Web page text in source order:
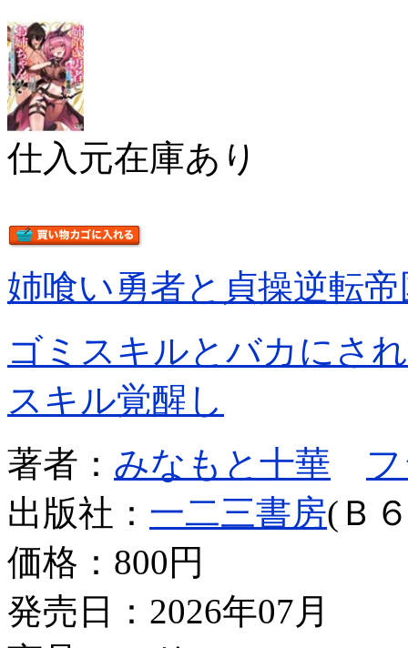
仕入元在庫あり
姉喰い勇者と貞操逆転
ゴミスキルとバカにさ
スキル覚醒し
著者： みなもと十華
出版社： 一二三書房(Ｂ
価格： 800円
発売日：2026年07月